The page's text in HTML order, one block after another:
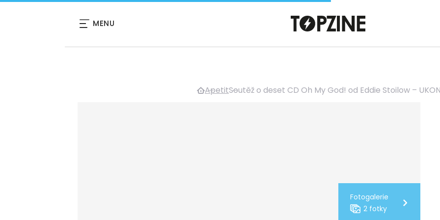
MENU
ApetitSoutěž o deset CD Oh My God! od Eddie Stoilow –
Fotogalerie
2 fotky